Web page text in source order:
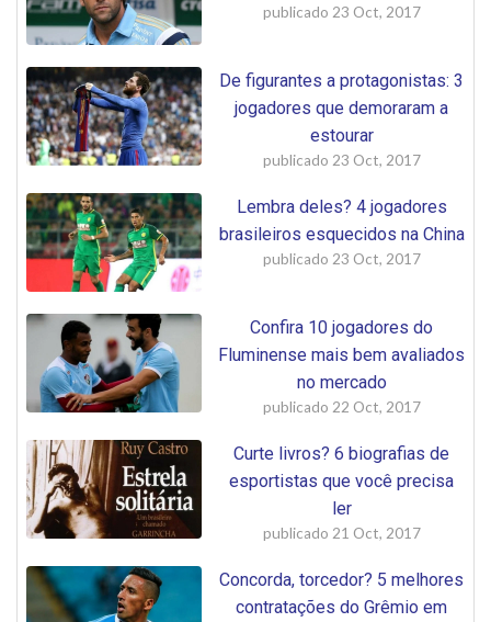
publicado 23 Oct, 2017
De figurantes a protagonistas: 3
jogadores que demoraram a
estourar
publicado 23 Oct, 2017
Lembra deles? 4 jogadores
brasileiros esquecidos na China
publicado 23 Oct, 2017
Confira 10 jogadores do
Fluminense mais bem avaliados
no mercado
publicado 22 Oct, 2017
Curte livros? 6 biografias de
esportistas que você precisa
ler
publicado 21 Oct, 2017
Concorda, torcedor? 5 melhores
contratações do Grêmio em